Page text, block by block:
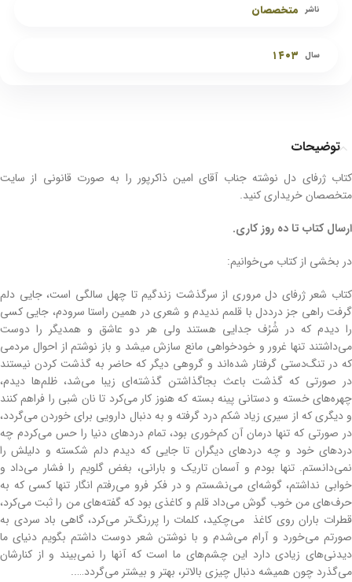
ناشر متخصصان
سال ۱۴۰۳
توضیحات
کتاب ژرفای دل نوشته جناب آقای امین ذاکرپور را به صورت قانونی از سایت
متخصصان خریداری کنید.
ارسال کتاب تا ده روز کاری.
در بخشی از کتاب می‌خوانیم:
کتاب شعر ژرفای دل مروری از سرگذشت زندگیم تا چهل سالگی است، جایی دلم
گرفت راهی جز درددل با قلمم ندیدم و شعری در همین راستا سرودم، جایی کسی
را دیدم که در شُرُف جدایی هستند ولی هر دو عاشق و همدیگر را دوست
می‌داشتند تنها غرور و خودخواهی مانع سازش میشد و باز نوشتم از احوال مردمی
که در تنگ‌دستی گرفتار شده‌اند و گروهی دیگر که حاضر به گذشت کردن نیستند
در صورتی که گذشت باعث بجاگذاشتن گذشته‌ای زیبا می‌شد، ظلم‌ها دیدم،
چهره‌های خسته و دستانی پینه بسته که هنوز کار می‌کرد تا نان شبی را فراهم کنند
و دیگری که از سیری زیاد شکم درد گرفته و به دنبال دارویی برای خوردن می‌گردد،
در صورتی که تنها درمان آن کم‌خوری بود، تمام دردهای دنیا را حس می‌کردم چه
دردهای خود و چه دردهای دیگران تا جایی که دیدم دلم شکسته و دلیلش را
نمی‌دانستم. تنها بودم و آسمان تاریک و بارانی، بغض گلویم را فشار می‌داد و
خوابی نداشتم، گوشه‌ای می‌نشستم و در فکر فرو می‌رفتم انگار تنها کسی که به
حرف‌های من خوب گوش می‌داد قلم و کاغذی بود که گفته‌های من را ثبت می‌کرد،
قطرات باران روی کاغذ می‌چکید، کلمات را پررنگ‌تر می‌کرد، گاهی باد سردی به
صورتم می‌خورد و آرام می‌شدم و با نوشتن شعر دوست داشتم بگویم دنیای ما
دیدنی‌های زیادی دارد این چشم‌های ما است که آنها را نمی‌بیند و از کنارشان
می‌گذرد چون همیشه دنبال چیزی بالاتر، بهتر و بیشتر می‌گردد…..